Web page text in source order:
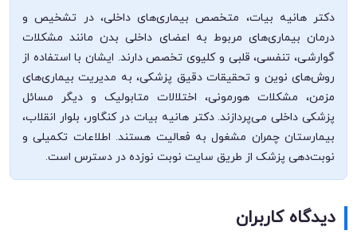
دکتر هانیه بیات، متخصص بیماری‌های داخلی، در تشخیص و
درمان بیماری‌های مربوط به اعضای داخلی بدن مانند مشکلات
گوارشی، تنفسی، قلبی و کلیوی تخصص دارند. ایشان با استفاده از
روش‌های نوین و تحقیقات دقیق پزشکی، به مدیریت بیماری‌های
مزمن، مشکلات هورمونی، اختلالات متابولیک و دیگر مسائل
پزشکی داخلی می‌پردازند. دکتر هانیه بیات در کنگاور، بلوار انقلاب،
بیمارستان چمران مشغول به فعالیت هستند. اطلاعات تکمیلی و
نوبت‌دهی پزشک از طریق سایت نوبت نوزده در دسترس است.
دیدگاه کاربران